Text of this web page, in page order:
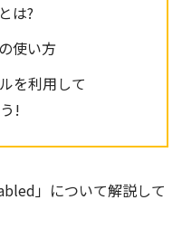
は?
使い方
を利用して
!
」 について解説して